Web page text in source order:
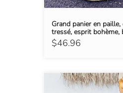
$46.96
Grand panier en
tressé, esprit bohème,